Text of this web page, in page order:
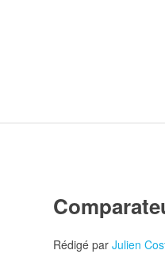
Rédigé parJulien